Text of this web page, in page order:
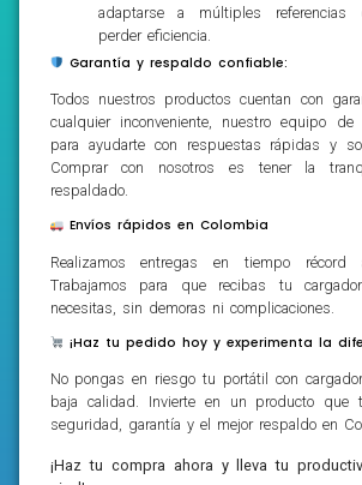
adaptarse a múltiples
perder eficiencia.
Garantía y respaldo confiable:
Todos nuestros productos cuentan con
cualquier inconveniente, nuestro equipo
para ayudarte con respuestas rápidas y
Comprar con nosotros es tener la
respaldado.
Envíos rápidos en Colombia
Realizamos entregas en tiempo
Trabajamos para que recibas tu
necesitas, sin demoras ni complicaciones.
¡Haz tu pedido hoy y experimenta la
No pongas en riesgo tu portátil con
baja calidad. Invierte en un producto que
seguridad, garantía y el mejor respaldo en
¡Haz tu compra ahora y lleva tu